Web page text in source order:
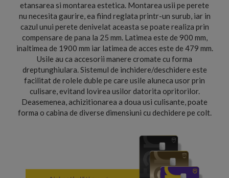
etansarea si montarea estetica. Montarea usii pe perete
nu necesita gaurire, ea fiind reglata printr-un surub, iar in
cazul unui perete denivelat aceasta se poate realiza prin
compensare de pana la 25 mm. Latimea este de 900 mm,
inaltimea de 1900 mm iar latimea de acces este de 479 mm.
Usile au ca accesorii manere cromate cu forma
dreptunghiulara. Sistemul de inchidere/deschidere este
facilitat de rolele duble pe care usile aluneca usor prin
culisare, evitand lovirea usilor datorita opritorilor.
Deasemenea, achizitionarea a doua usi culisante, poate
forma o cabina de diverse dimensiuni cu dechidere pe colt.